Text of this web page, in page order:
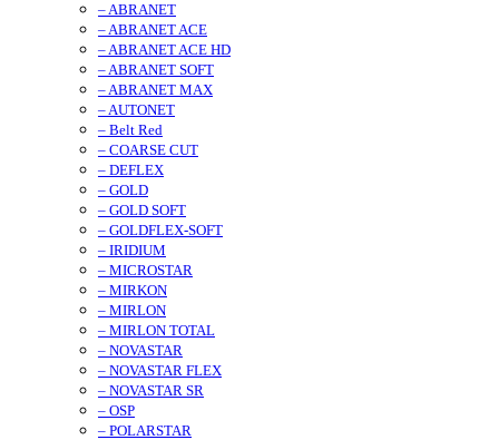
– ABRANET
– ABRANET ACE
– ABRANET ACE HD
– ABRANET SOFT
– ABRANET MAX
– AUTONET
– Belt Red
– COARSE CUT
– DEFLEX
– GOLD
– GOLD SOFT
– GOLDFLEX-SOFT
– IRIDIUM
– MICROSTAR
– MIRKON
– MIRLON
– MIRLON TOTAL
– NOVASTAR
– NOVASTAR FLEX
– NOVASTAR SR
– OSP
– POLARSTAR